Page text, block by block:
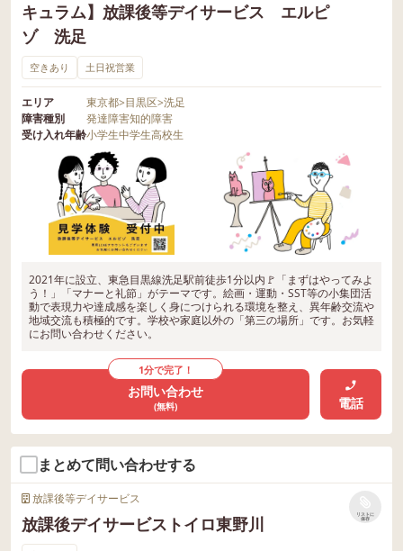
キュラム】放課後等デイサービス エルピ
ゾ 洗足
空きあり 土日祝営業
エリア 東京都>目黒区>洗足
障害種別
発達障害知的障害
受け入れ年齢小学生中学生高校生
2021年に設立、東急目黒線洗足駅前徒歩1分以内🚩「まずはやってみよ
う！」「マナーと礼節」がテーマです。絵画・運動・SST等の小集団活
動で表現力や達成感を楽しく身につけられる環境を整え、異年齢交流や
地域交流も積極的です。学校や家庭以外の「第三の場所」です。お気軽
にお問い合わせください。
1分で完了！
お問い合わせ
(無料) 電話
まとめて問い合わせする
放課後等デイサービス
放課後デイサービストイロ東野川
リストに
保存